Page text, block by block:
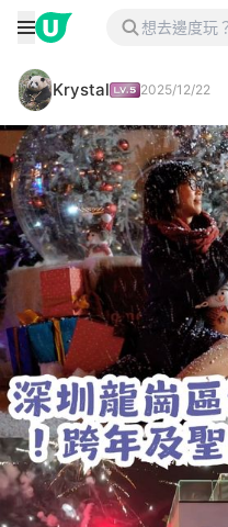
Krystal 2025/12/22